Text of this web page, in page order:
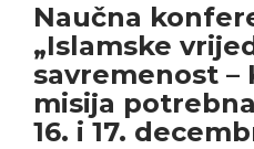
Naučna
„Islamske
savremenost –
misija
16. i 17.